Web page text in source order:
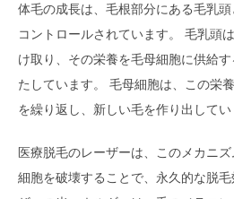
体毛の成長は、毛根部分にある毛乳
コントロールされています。 毛乳頭
け取り、その栄養を毛母細胞に供給
たしています。 毛母細胞は、この栄
を繰り返し、新しい毛を作り出してい
医療脱毛のレーザーは、このメカニ
細胞を破壊することで、永久的な脱